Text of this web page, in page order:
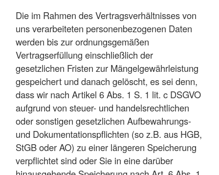
Die im Rahmen des Vertragsverhältnisses von
uns verarbeiteten personenbezogenen Daten
werden bis zur ordnungsgemäßen
Vertragserfüllung einschließlich der
gesetzlichen Fristen zur Mängelgewährleistung
gespeichert und danach gelöscht, es sei denn,
dass wir nach Artikel 6 Abs. 1 S. 1 lit. c DSGVO
aufgrund von steuer- und handelsrechtlichen
oder sonstigen gesetzlichen Aufbewahrungs-
und Dokumentationspflichten (so z.B. aus HGB,
StGB oder AO) zu einer längeren Speicherung
verpflichtet sind oder Sie in eine darüber